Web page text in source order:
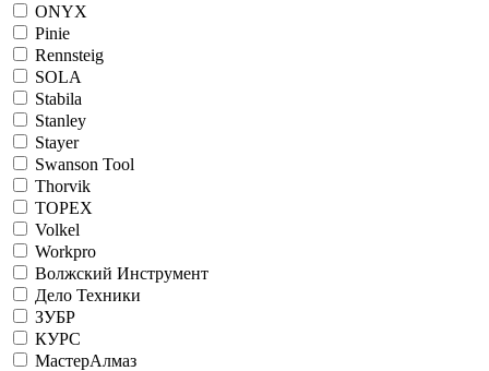
ONYX
Pinie
Rennsteig
SOLA
Stabila
Stanley
Stayer
Swanson Tool
Thorvik
TOPEX
Volkel
Workpro
Волжский Инструмент
Дело Техники
ЗУБР
КУРС
МастерАлмаз